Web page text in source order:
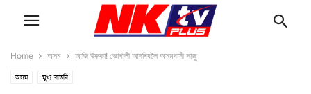
Home অসম আজি উৰুকা! ভোগালী আদৰিবলৈ অসমবাসী সাজু
অসম মুখ্য বাতৰি